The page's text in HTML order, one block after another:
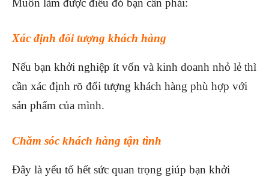
Muốn làm được điều đó bạn cần phải:
Xác định đối tượng khách hàng
Nếu bạn khởi nghiệp ít vốn và kinh doanh nhỏ lẻ thì
cần xác định rõ đối tượng khách hàng phù hợp với
sản phẩm của mình.
Chăm sóc khách hàng tận tình
Đây là yếu tố hết sức quan trọng giúp bạn khởi